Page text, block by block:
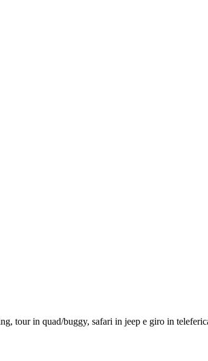
tour in quad/buggy, safari in jeep e giro in